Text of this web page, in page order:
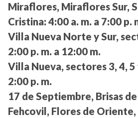
Miraflores, Miraflores Sur,
Cristina: 4:00 a. m. a 7:00 p.
Villa Nueva Norte y Sur,
2:00 p. m. a 12:00 m.
Villa Nueva, sectores 3, 4, 5
2:00 p. m.
17 de Septiembre, Brisas
Fehcovil, Flores de